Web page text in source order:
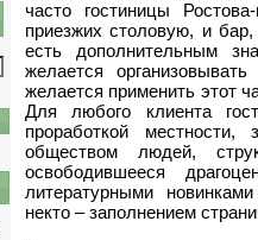
часто гостиницы
приезжих столовую, и
есть дополнительным
желается
желается применить этот
Для любого клиента
проработкой
обществом людей,
освободившееся
литературными
некто – заполнением
Квартиры-